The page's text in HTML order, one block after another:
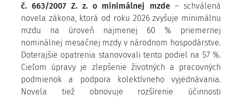
č. 663/2007 Z. z. o minimálnej mzde– schválená
novela zákona, ktorá od roku 2026 zvyšuje minimálnu
mzdu na úroveň najmenej 60 % priemernej
nominálnej mesačnej mzdy v národnom hospodárstve.
Doterajšie opatrenia stanovovali tento podiel na 57 %.
Cieľom úpravy je zlepšenie životných a pracovných
podmienok a podpora kolektívneho vyjednávania.
Novela tiež obnovuje rozšírenie účinnosti